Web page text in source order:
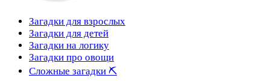
Загадки для взрослых
Загадки для детей
Загадки на логику
Загадки про овощи
Сложные загадки ⛏